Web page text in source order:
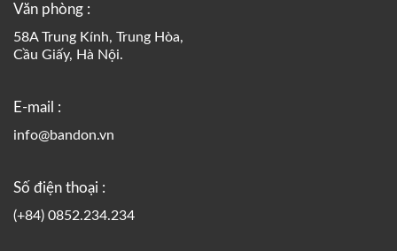
Văn phòng :
58A Trung Kính, Trung Hòa,
Cầu Giấy, Hà Nội.
E-mail :
info@bandon.vn
Số điện thoại :
(+84) 0852.234.234